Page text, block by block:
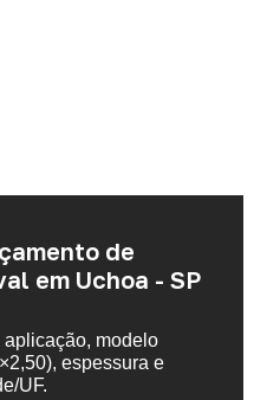
de
em Uchoa - SP
aplicação, modelo
espessura e
UF.